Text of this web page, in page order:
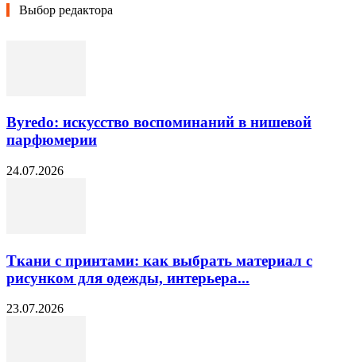
Выбор редактора
Byredo: искусство воспоминаний в нишевой
парфюмерии
24.07.2026
Ткани с принтами: как выбрать материал с
рисунком для одежды, интерьера...
23.07.2026